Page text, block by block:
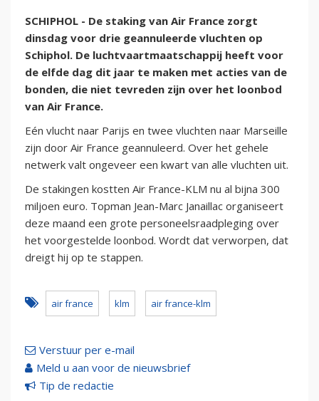
SCHIPHOL - De staking van Air France zorgt
dinsdag voor drie geannuleerde vluchten op
Schiphol. De luchtvaartmaatschappij heeft voor
de elfde dag dit jaar te maken met acties van de
bonden, die niet tevreden zijn over het loonbod
van Air France.
Eén vlucht naar Parijs en twee vluchten naar Marseille
zijn door Air France geannuleerd. Over het gehele
netwerk valt ongeveer een kwart van alle vluchten uit.
De stakingen kostten Air France-KLM nu al bijna 300
miljoen euro. Topman Jean-Marc Janaillac organiseert
deze maand een grote personeelsraadpleging over
het voorgestelde loonbod. Wordt dat verworpen, dat
dreigt hij op te stappen.
air france klm air france-klm
Verstuur per e-mail
Meld u aan voor de nieuwsbrief
Tip de redactie